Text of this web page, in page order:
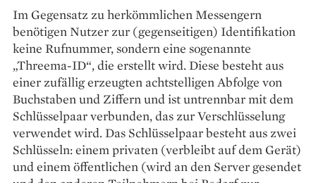
Im Gegensatz zu herkömmlichen Messengern
benötigen Nutzer zur (gegenseitigen) Identifikation
keine Rufnummer, sondern eine sogenannte
„Threema-ID“, die erstellt wird. Diese besteht aus
einer zufällig erzeugten achtstelligen Abfolge von
Buchstaben und Ziffern und ist untrennbar mit dem
Schlüsselpaar verbunden, das zur Verschlüsselung
verwendet wird. Das Schlüsselpaar besteht aus zwei
Schlüsseln: einem privaten (verbleibt auf dem Gerät)
und einem öffentlichen (wird an den Server gesendet